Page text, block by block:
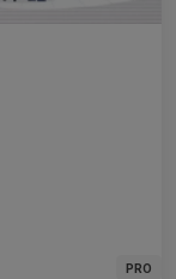
PRO